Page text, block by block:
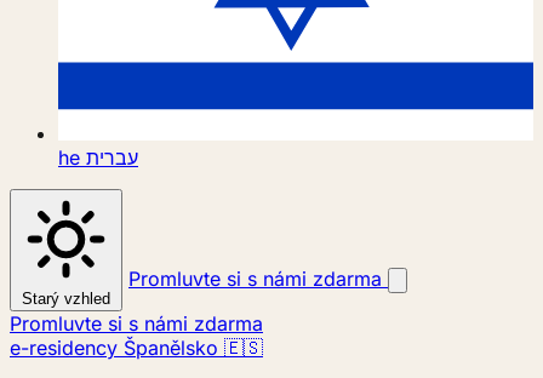
he עברית
Starý vzhled
Promluvte si s námi zdarma
Promluvte si s námi zdarma
e-residency Španělsko 🇪🇸